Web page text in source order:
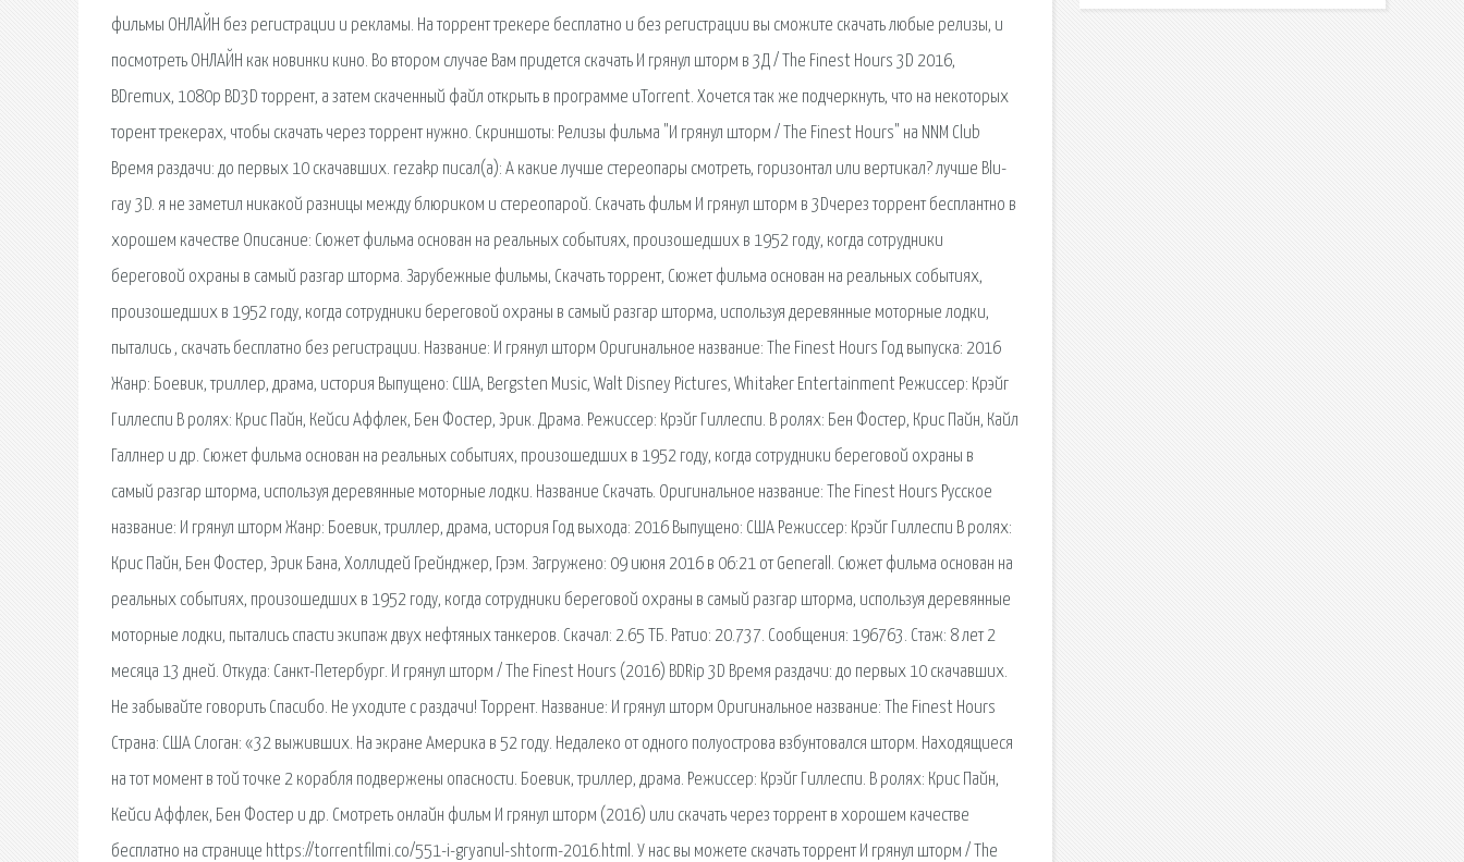
фильмы ОНЛАЙН без регистрации и рекламы. На торрент трекере бесплатно и без регистрации вы сможите скачать любые релизы, и
посмотреть ОНЛАЙН как новинки кино. Во втором случае Вам придется скачать И грянул шторм в 3Д / The Finest Hours 3D 2016,
BDremux, 1080p BD3D торрент, а затем скаченный файл открыть в программе uTorrent. Хочется так же подчеркнуть, что на некоторых
торент трекерах, чтобы скачать через торрент нужно. Скриншоты: Релизы фильма "И грянул шторм / The Finest Hours" на NNM Club
Время раздачи: до первых 10 скачавших. rezakp писал(а): А какие лучше стереопары смотреть, горизонтал или вертикал? лучше Blu-
ray 3D. я не заметил никакой разницы между блюриком и стереопарой. Скачать фильм И грянул шторм в 3Dчерез торрент бесплантно в
хорошем качестве Описание: Сюжет фильма основан на реальных событиях, произошедших в 1952 году, когда сотрудники
береговой охраны в самый разгар шторма. Зарубежные фильмы, Скачать торрент, Сюжет фильма основан на реальных событиях,
произошедших в 1952 году, когда сотрудники береговой охраны в самый разгар шторма, используя деревянные моторные лодки,
пытались , скачать бесплатно без регистрации. Название: И грянул шторм Оригинальное название: The Finest Hours Год выпуска: 2016
Жанр: Боевик, триллер, драма, история Выпущено: США, Bergsten Music, Walt Disney Pictures, Whitaker Entertainment Режиссер: Крэйг
Гиллеспи В ролях: Крис Пайн, Кейси Аффлек, Бен Фостер, Эрик. Драма. Режиссер: Крэйг Гиллеспи. В ролях: Бен Фостер, Крис Пайн, Кайл
Галлнер и др. Сюжет фильма основан на реальных событиях, произошедших в 1952 году, когда сотрудники береговой охраны в
самый разгар шторма, используя деревянные моторные лодки. Название Скачать. Оригинальное название: The Finest Hours Русское
название: И грянул шторм Жанр: Боевик, триллер, драма, история Год выхода: 2016 Выпущено: США Режиссер: Крэйг Гиллеспи В ролях:
Крис Пайн, Бен Фостер, Эрик Бана, Холлидей Грейнджер, Грэм. Загружено: 09 июня 2016 в 06:21 от Generall. Сюжет фильма основан на
реальных событиях, произошедших в 1952 году, когда сотрудники береговой охраны в самый разгар шторма, используя деревянные
моторные лодки, пытались спасти экипаж двух нефтяных танкеров. Скачал: 2.65 ТБ. Ратио: 20.737. Сообщения: 196763. Стаж: 8 лет 2
месяца 13 дней. Откуда: Санкт-Петербург. И грянул шторм / The Finest Hours (2016) BDRip 3D Время раздачи: до первых 10 скачавших.
Не забывайте говорить Спасибо. Не уходите с раздачи! Торрент. Название: И грянул шторм Оригинальное название: The Finest Hours
Страна: США Слоган: «32 выживших. На экране Америка в 52 году. Недалеко от одного полуострова взбунтовался шторм. Находящиеся
на тот момент в той точке 2 корабля подвержены опасности. Боевик, триллер, драма. Режиссер: Крэйг Гиллеспи. В ролях: Крис Пайн,
Кейси Аффлек, Бен Фостер и др. Смотреть онлайн фильм И грянул шторм (2016) или скачать через торрент в хорошем качестве
бесплатно на странице https://torrentfilmi.co/551-i-gryanul-shtorm-2016.html. У нас вы можете скачать торрент И грянул шторм / The